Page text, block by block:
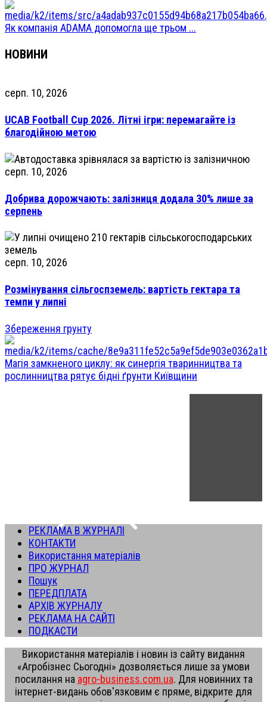
Як компанія ADAMA допомогла ще трьом ...
НОВИНИ
серп. 10, 2026
UCAB Football Cup 2026. Літні ігри: перемагайте із
благодійною метою
серп. 10, 2026
Добрива дорожчають: залізниця додала 30% лише за
серпень
серп. 10, 2026
Розмінування сільгоспземель: вартість гектара та
темпи у липні
Збереження грунту
Магія замкненого циклу: як синергія тваринництва та
рослинництва рятує бідні ґрунти Київщини
РЕКЛАМА В ЖУРНАЛІ
КОНТАКТИ
Використання матеріалів
ПРО ЖУРНАЛ
Пошук
ПЕРЕДПЛАТА
АРХІВ ЖУРНАЛУ
РЕКЛАМА НА САЙТІ
ПОДКАСТИ
Використання матеріалів і новин із сайту видання
«Агробізнес Сьогодні» дозволяється лише за умови
посилання на agro-business.com.ua. Для новинних та
інтернет-видань обов'язковим є пряме, відкрите для